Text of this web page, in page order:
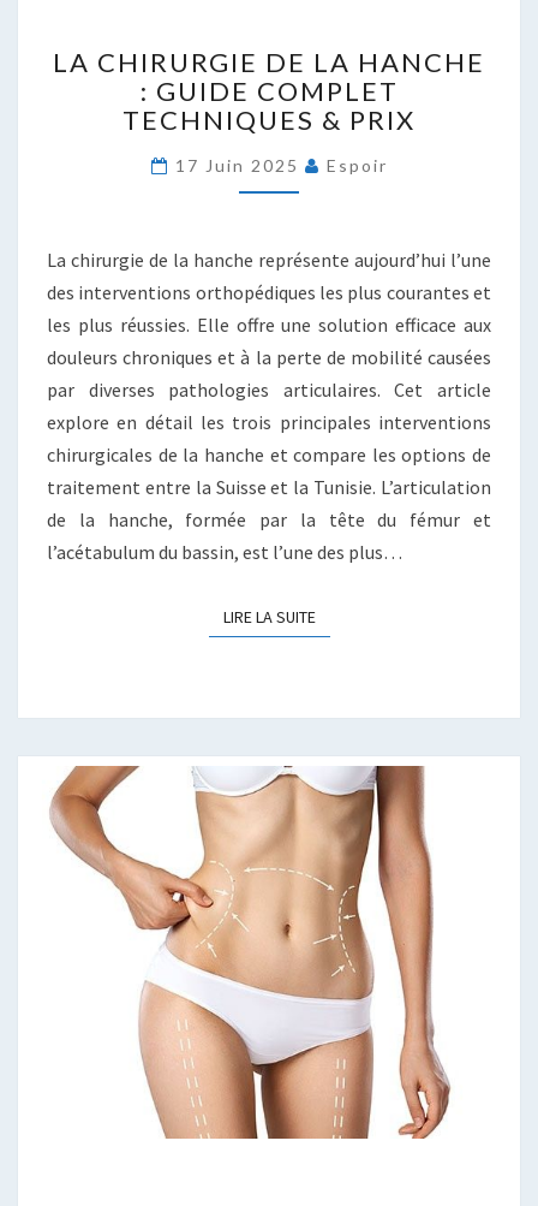
CHIRURGIE
DE
LA
:
GUIDE
TECHNIQUES
&
PRIX
LA CHIRURGIE DE LA HANCHE
: GUIDE COMPLET
TECHNIQUES & PRIX
17 Juin 2025 Espoir
La chirurgie de la hanche représente aujourd’hui l’une
des interventions orthopédiques les plus courantes et
les plus réussies. Elle offre une solution efficace aux
douleurs chroniques et à la perte de mobilité causées
par diverses pathologies articulaires. Cet article
explore en détail les trois principales interventions
chirurgicales de la hanche et compare les options de
traitement entre la Suisse et la Tunisie. L’articulation
de la hanche, formée par la tête du fémur et
l’acétabulum du bassin, est l’une des plus…
LIRE LA SUITELIRE LA SUITE